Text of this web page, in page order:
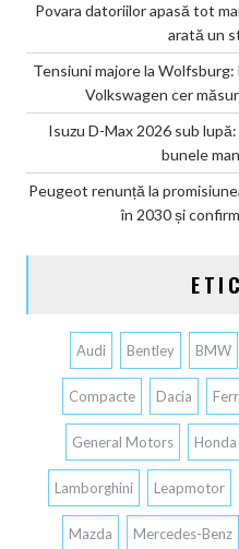
Povara datoriilor apasă tot
arată un
Tensiuni majore la
Volkswagen cer
Isuzu D-Max 2026 sub
bunele
Peugeot renunță la
în 2030 și
Audi Bentley BMW
Compacte Dacia
General Motors Honda
Lamborghini Leapmotor
Mazda Mercedes-Benz